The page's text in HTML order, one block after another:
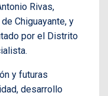
Rivas,
Chiguayante, y
por el Distrito
y futuras
desarrollo